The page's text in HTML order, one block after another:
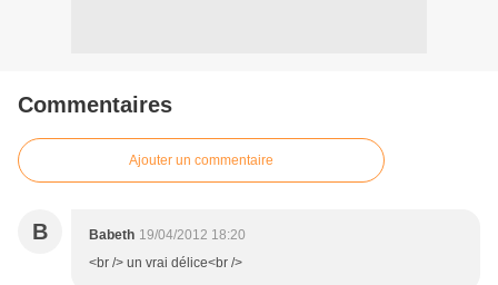
Commentaires
Ajouter un commentaire
B Babeth 19/04/2012 18:20
<br /> un vrai délice<br />